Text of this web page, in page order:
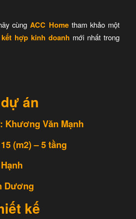
cùng ACC Hometham khảo một
hợp kinh doanh mới nhất trong
án
Khương Văn Mạnh
(m2) – 5 tầng
Dương
kế